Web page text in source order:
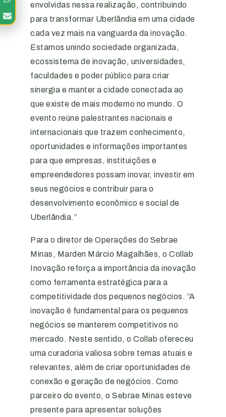
envolvidas nessa realização, contribuindo
para transformar Uberlândia em uma cidade
cada vez mais na vanguarda da inovação.
Estamos unindo sociedade organizada,
ecossistema de inovação, universidades,
faculdades e poder público para criar
sinergia e manter a cidade conectada ao
que existe de mais moderno no mundo. O
evento reúne palestrantes nacionais e
internacionais que trazem conhecimento,
oportunidades e informações importantes
para que empresas, instituições e
empreendedores possam inovar, investir em
seus negócios e contribuir para o
desenvolvimento econômico e social de
Uberlândia.”
Para o diretor de Operações do Sebrae
Minas, Marden Márcio Magalhães, o Collab
Inovação reforça a importância da inovação
como ferramenta estratégica para a
competitividade dos pequenos negócios. “A
inovação é fundamental para os pequenos
negócios se manterem competitivos no
mercado. Neste sentido, o Collab ofereceu
uma curadoria valiosa sobre temas atuais e
relevantes, além de criar oportunidades de
conexão e geração de negócios. Como
parceiro do evento, o Sebrae Minas esteve
presente para apresentar soluções